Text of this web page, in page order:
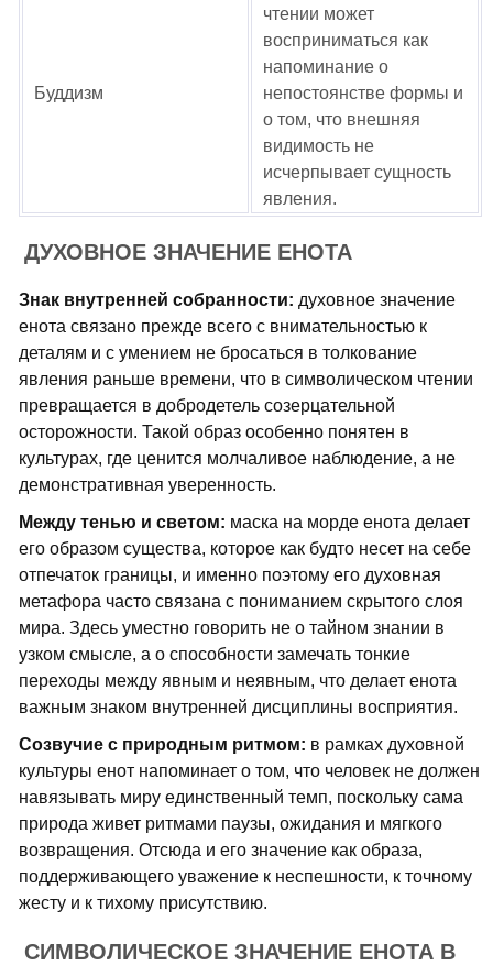
Буддизм
чтении может
восприниматься как
напоминание о
непостоянстве формы и
о том, что внешняя
видимость не
исчерпывает сущность
явления.
ДУХОВНОЕ ЗНАЧЕНИЕ ЕНОТА
Знак внутренней собранности: духовное значение
енота связано прежде всего с внимательностью к
деталям и с умением не бросаться в толкование
явления раньше времени, что в символическом чтении
превращается в добродетель созерцательной
осторожности. Такой образ особенно понятен в
культурах, где ценится молчаливое наблюдение, а не
демонстративная уверенность.
Между тенью и светом: маска на морде енота делает
его образом существа, которое как будто несет на себе
отпечаток границы, и именно поэтому его духовная
метафора часто связана с пониманием скрытого слоя
мира. Здесь уместно говорить не о тайном знании в
узком смысле, а о способности замечать тонкие
переходы между явным и неявным, что делает енота
важным знаком внутренней дисциплины восприятия.
Созвучие с природным ритмом: в рамках духовной
культуры енот напоминает о том, что человек не должен
навязывать миру единственный темп, поскольку сама
природа живет ритмами паузы, ожидания и мягкого
возвращения. Отсюда и его значение как образа,
поддерживающего уважение к неспешности, к точному
жесту и к тихому присутствию.
СИМВОЛИЧЕСКОЕ ЗНАЧЕНИЕ ЕНОТА В